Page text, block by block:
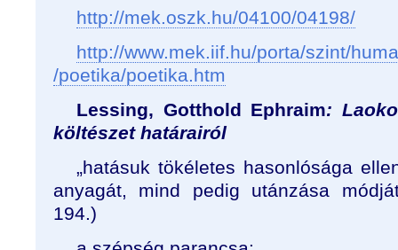
http://mek.oszk.hu/04100/04198/
http://www.mek.iif.hu/porta/szint/
/poetika/poetika.htm
Lessing, Gotthold Ephraim:
költészet határairól
„hatásuk tökéletes hasonlósága
anyagát, mind pedig utánzása
194.)